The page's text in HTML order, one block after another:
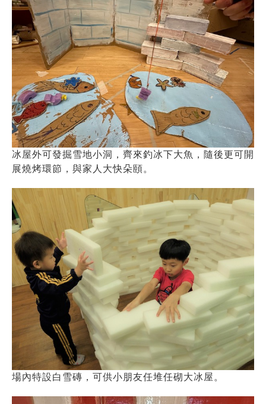
冰屋外可發掘雪地小洞，齊來釣冰下大魚，隨後更可開
展燒烤環節，與家人大快朵頤。
場內特設白雪磚，可供小朋友任堆任砌大冰屋。